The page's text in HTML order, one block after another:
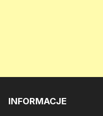
INFORMACJE